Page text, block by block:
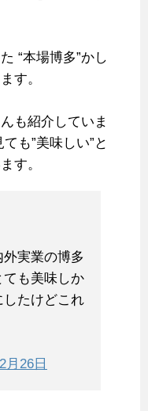
“本場博多”かし
す。
も紹介していま
も”美味しい”と
す。
実業の博多
も美味しか
したけどこれ
月26日